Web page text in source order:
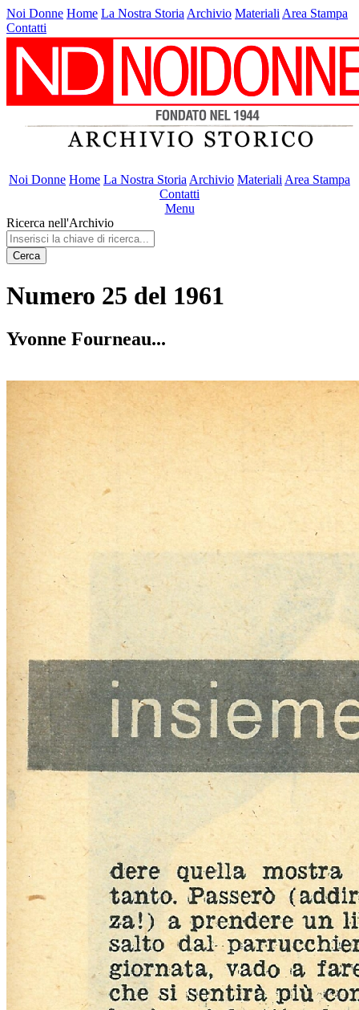
Noi Donne Home La Nostra Storia Archivio Materiali Area Stampa
Contatti
Noi Donne Home La Nostra Storia Archivio Materiali Area Stampa
Contatti
Menu
Ricerca nell'Archivio
Cerca
Numero 25 del 1961
Yvonne Fourneau...